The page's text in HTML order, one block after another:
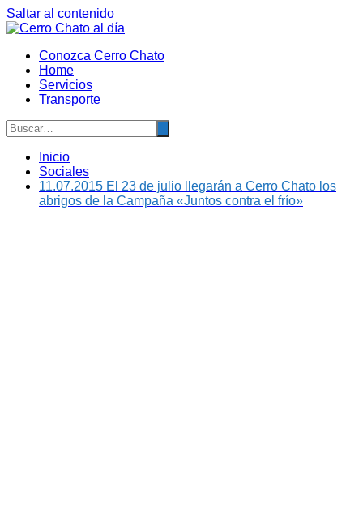
Saltar al contenido
Conozca Cerro Chato
Home
Servicios
Transporte
Inicio
Sociales
11.07.2015 El 23 de julio llegarán a Cerro Chato los
abrigos de la Campaña «Juntos contra el frío»